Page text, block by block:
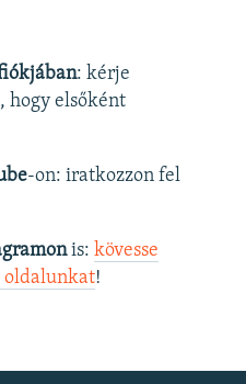
: kérje
, hogy elsőként
-on: iratkozzon fel
is: kövesse
oldalunkat! ​